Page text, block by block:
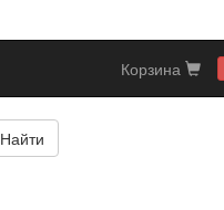
Корзина
Найти